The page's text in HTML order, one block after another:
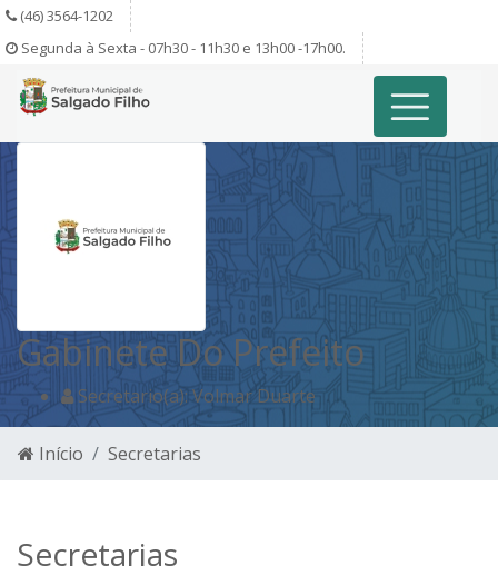
(46) 3564-1202
Segunda à Sexta - 07h30 - 11h30 e 13h00 -17h00.
Gabinete Do Prefeito
Secretario(a): Volmar Duarte
Início Secretarias
Secretarias